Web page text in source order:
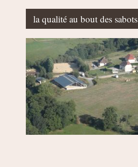
la qualité au bout des sabots